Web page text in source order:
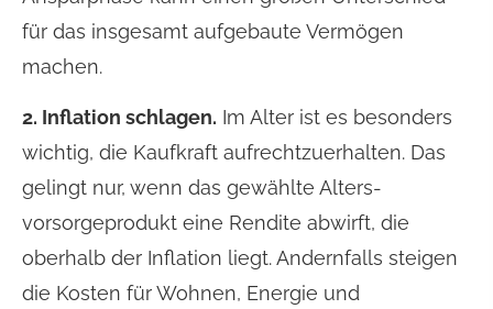
für das insgesamt aufgebaute Vermögen
machen.
2. Inflation schlagen. Im Alter ist es besonders
wichtig, die Kaufkraft aufrechtzuerhalten. Das
gelingt nur, wenn das gewählte Alters­
vorsorgeprodukt eine Rendite abwirft, die
oberhalb der Inflation liegt. Andernfalls steigen
die Kosten für Wohnen, Energie und